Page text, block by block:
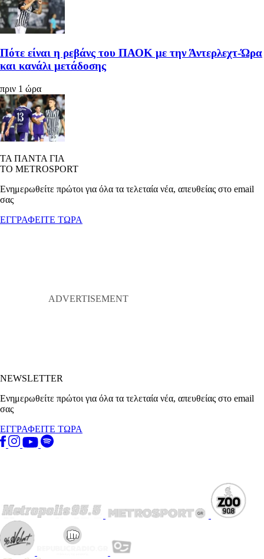
Πότε είναι η ρεβάνς του ΠΑΟΚ με την Άντερλεχτ-Ώρα
και κανάλι μετάδοσης
πριν 1 ώρα
ΤΑ ΠΑΝΤΑ ΓΙΑ
ΤΟ METROSPORT
Ενημερωθείτε πρώτοι για όλα τα τελεταία νέα, απευθείας στο email
σας
ΕΓΓΡΑΦΕΙΤΕ ΤΩΡΑ
NEWSLETTER
Ενημερωθείτε πρώτοι για όλα τα τελεταία νέα, απευθείας στο email
σας
ΕΓΓΡΑΦΕΙΤΕ ΤΩΡΑ